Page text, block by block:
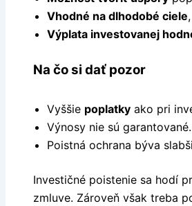
Vhodné na dlhodobé ciele
Výplata investovanej
Na čo si dať pozor
Vyššie poplatky ako pri
Výnosy nie sú garantované.
Poistná ochrana býva
Investičné poistenie sa hodí
zmluve. Zároveň však treba